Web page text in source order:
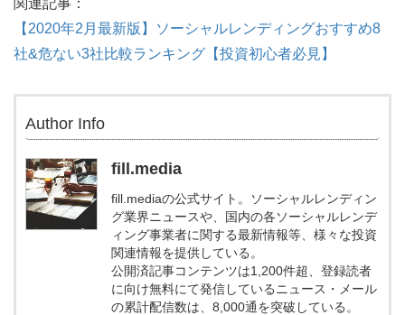
【2020年2月最新版】ソーシャルレンディングおすすめ8
社&危ない3社比較ランキング【投資初心者必見】
Author Info
fill.media
fill.mediaの公式サイト。ソーシャルレンディン
グ業界ニュースや、国内の各ソーシャルレンデ
ィング事業者に関する最新情報等、様々な投資
関連情報を提供している。
公開済記事コンテンツは1,200件超、登録読者
に向け無料にて発信しているニュース・メール
の累計配信数は、8,000通を突破している。